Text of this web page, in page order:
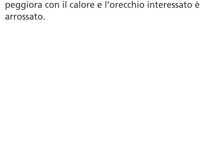
peggiora con il calore e l’orecchio interessato è
arrossato.